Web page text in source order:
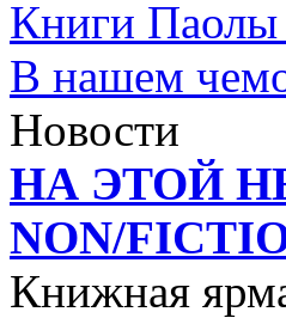
Книги Паолы
В нашем
Новости
НА ЭТОЙ
NON/
Книжная